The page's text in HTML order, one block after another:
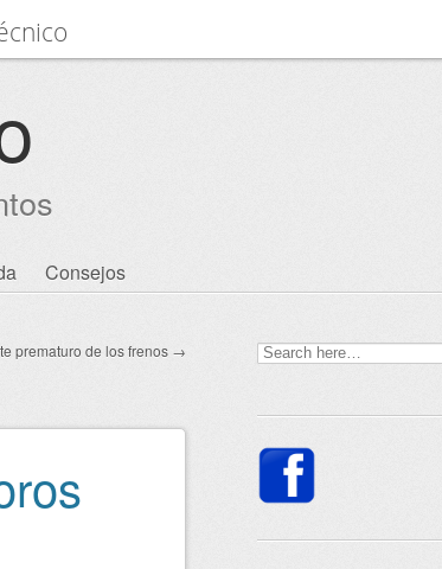
Consejos
prematuro de los frenos →